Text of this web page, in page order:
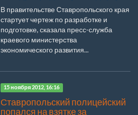
В правительстве Ставропольского края
стартует чертеж по разработке и
подготовке, сказала пресс-служба
краевого министерства
экономического развития...
15 ноября 2012, 16:16
Ставропольский полицейский
попался на взятке за